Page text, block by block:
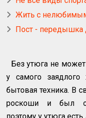
Жить с
Пост - передышка
Без утюга не
у самого заядлого
бытовая техника. В
роскоши и был
поэтому у утюга